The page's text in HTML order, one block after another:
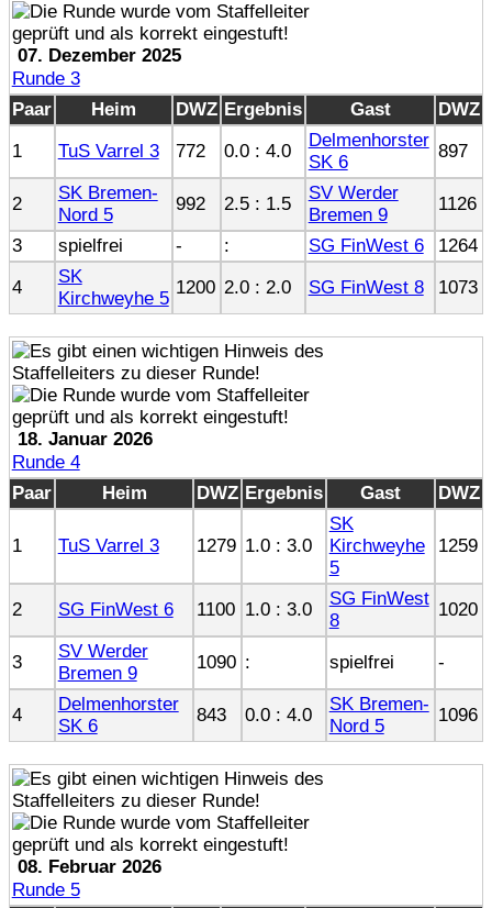
07. Dezember 2025
Runde 3
Paar
Heim DWZ Ergebnis Gast
DWZ
1
TuS Varrel 3 772 0.0 : 4.0
Delmenhorster
SK 6
897
2
SK Bremen-
Nord 5
992 2.5 : 1.5
SV Werder
Bremen 9
1126
3
spielfrei - : SG FinWest 6
1264
4
SK
Kirchweyhe 5
1200 2.0 : 2.0 SG FinWest 8 1073
18. Januar 2026
Runde 4
Paar
Heim DWZ Ergebnis Gast DWZ
1 TuS Varrel 3 1279 1.0 : 3.0
SK
Kirchweyhe
5
1259
2 SG FinWest 6 1100 1.0 : 3.0
SG FinWest
8
1020
3
SV Werder
Bremen 9
1090 : spielfrei -
4
Delmenhorster
SK 6
843 0.0 : 4.0
SK Bremen-
Nord 5
1096
08. Februar 2026
Runde 5